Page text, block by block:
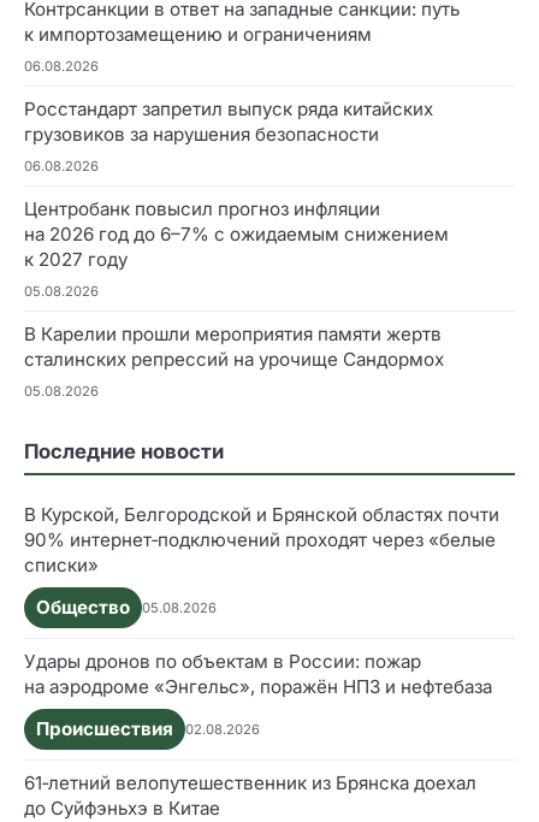
Контрсанкции в ответ на западные санкции: путь
к импортозамещению и ограничениям
06.08.2026
Росстандарт запретил выпуск ряда китайских
грузовиков за нарушения безопасности
06.08.2026
Центробанк повысил прогноз инфляции
на 2026 год до 6–7% с ожидаемым снижением
к 2027 году
05.08.2026
В Карелии прошли мероприятия памяти жертв
сталинских репрессий на урочище Сандормох
05.08.2026
Последние новости
В Курской, Белгородской и Брянской областях почти
90% интернет‑подключений проходят через «белые
списки»
Общество
05.08.2026
Удары дронов по объектам в России: пожар
на аэродроме «Энгельс», поражён НПЗ и нефтебаза
Происшествия
02.08.2026
61‑летний велопутешественник из Брянска доехал
до Суйфэньхэ в Китае